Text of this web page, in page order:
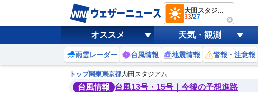
大田スタジアム
33/27
オススメ 天気・観測
雨雲レーダー 台風情報 地震情報 警報・注意報
トップ関東東京都大田スタジアム
台風情報 台風13号・15号｜今後の予想進路